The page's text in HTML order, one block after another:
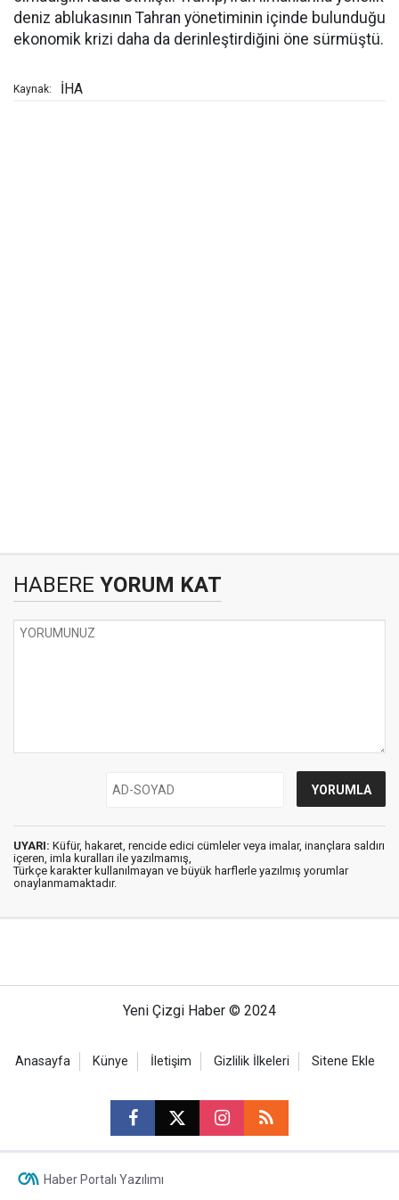
deniz ablukasının Tahran yönetiminin içinde bulunduğu
ekonomik krizi daha da derinleştirdiğini öne sürmüştü.
Kaynak: İHA
HABERE YORUM KAT
UYARI: Küfür, hakaret, rencide edici cümleler veya imalar, inançlara saldırı
içeren, imla kuralları ile yazılmamış,
Türkçe karakter kullanılmayan ve büyük harflerle yazılmış yorumlar
onaylanmamaktadır.
Yeni Çizgi Haber © 2024
Anasayfa Künye İletişim Gizlilik İlkeleri Sitene Ekle
Haber Portalı Yazılımı